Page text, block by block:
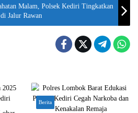
Malam, Polsek Kediri Tingkatkan
Jalur Rawan
Berita